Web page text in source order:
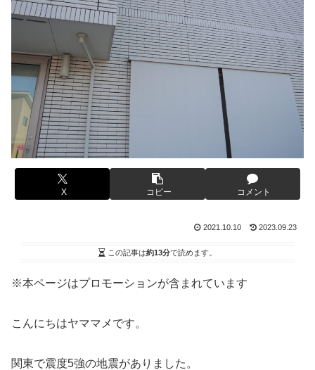
X コピー コメント
2021.10.10 2023.09.23
この記事は約13分で読めます。
※本ページはプロモーションが含まれています
こんにちはヤママメです。
関東で震度5強の地震がありました。